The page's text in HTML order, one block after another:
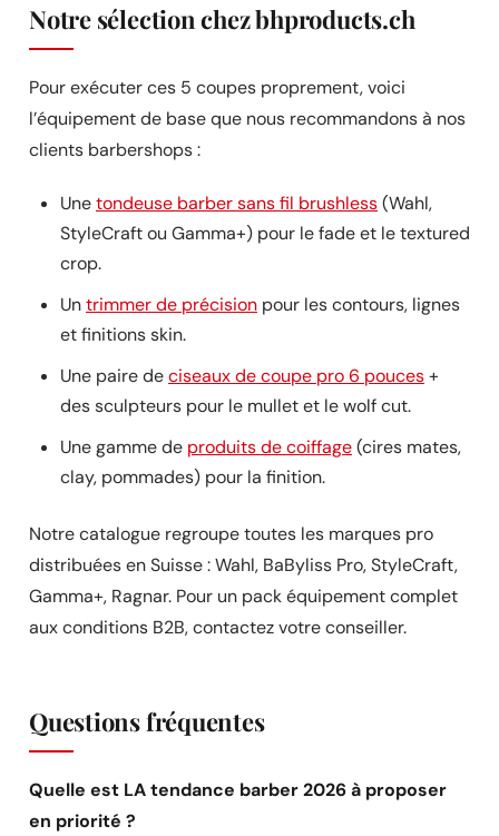
Notre sélection chez bhproducts.ch
Pour exécuter ces 5 coupes proprement, voici
l’équipement de base que nous recommandons à nos
clients barbershops :
Unetondeuse barber sans fil brushless(Wahl,
StyleCraft ou Gamma+) pour le fade et le textured
crop.
Untrimmer de précision pour les contours, lignes
et finitions skin.
Une paire deciseaux de coupe pro 6 pouces+
des sculpteurs pour le mullet et le wolf cut.
Une gamme de produits de coiffage(cires mates,
clay, pommades) pour la finition.
Notre catalogue regroupe toutes les marques pro
distribuées en Suisse : Wahl, BaByliss Pro, StyleCraft,
Gamma+, Ragnar. Pour un pack équipement complet
aux conditions B2B, contactez votre conseiller.
Questions fréquentes
Quelle est LA tendance barber 2026 à proposer
en priorité ?